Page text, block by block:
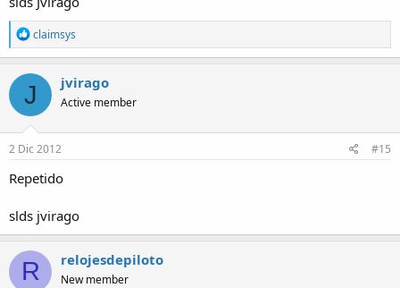
R
e
a
c
t
i
o
n
s
claimsys
J jvirago
Active member
2 Dic 2012 #15
Repetido
slds jvirago
R relojesdepiloto
New member